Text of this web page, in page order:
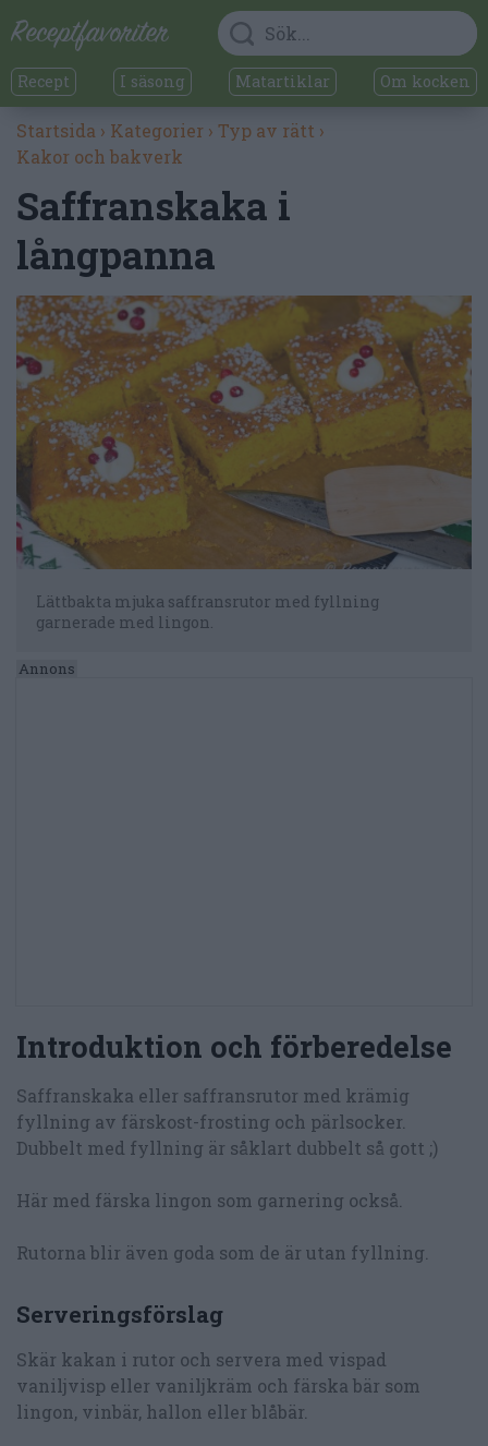
Recept I säsong Matartiklar Om kocken
Startsida › Kategorier › Typ av rätt ›
Kakor och bakverk
Saffranskaka i
långpanna
Lättbakta mjuka saffransrutor med fyllning
garnerade med lingon.
Introduktion och förberedelse
Saffranskaka eller saffransrutor med krämig
fyllning av färskost-frosting och pärlsocker.
Dubbelt med fyllning är såklart dubbelt så gott ;)
Här med färska lingon som garnering också.
Rutorna blir även goda som de är utan fyllning.
Serveringsförslag
Skär kakan i rutor och servera med vispad
vaniljvisp eller vaniljkräm och färska bär som
lingon, vinbär, hallon eller blåbär.